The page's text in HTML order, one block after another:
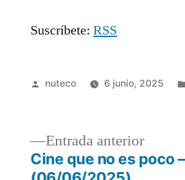
Suscríbete:RSS
Publicada
nuteco 6 junio, 2025
Entrada anteriorEntrada
Cine que no es poco –